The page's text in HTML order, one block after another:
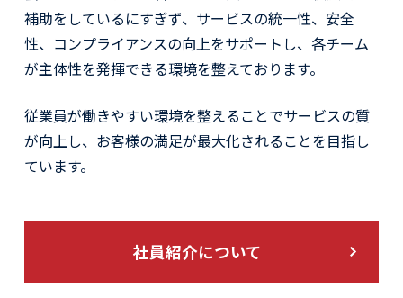
補助をしているにすぎず、サービスの統一性、安全
性、コンプライアンスの向上をサポートし、各チーム
が主体性を発揮できる環境を整えております。
従業員が働きやすい環境を整えることでサービスの質
が向上し、お客様の満足が最大化されることを目指し
ています。
社員紹介について